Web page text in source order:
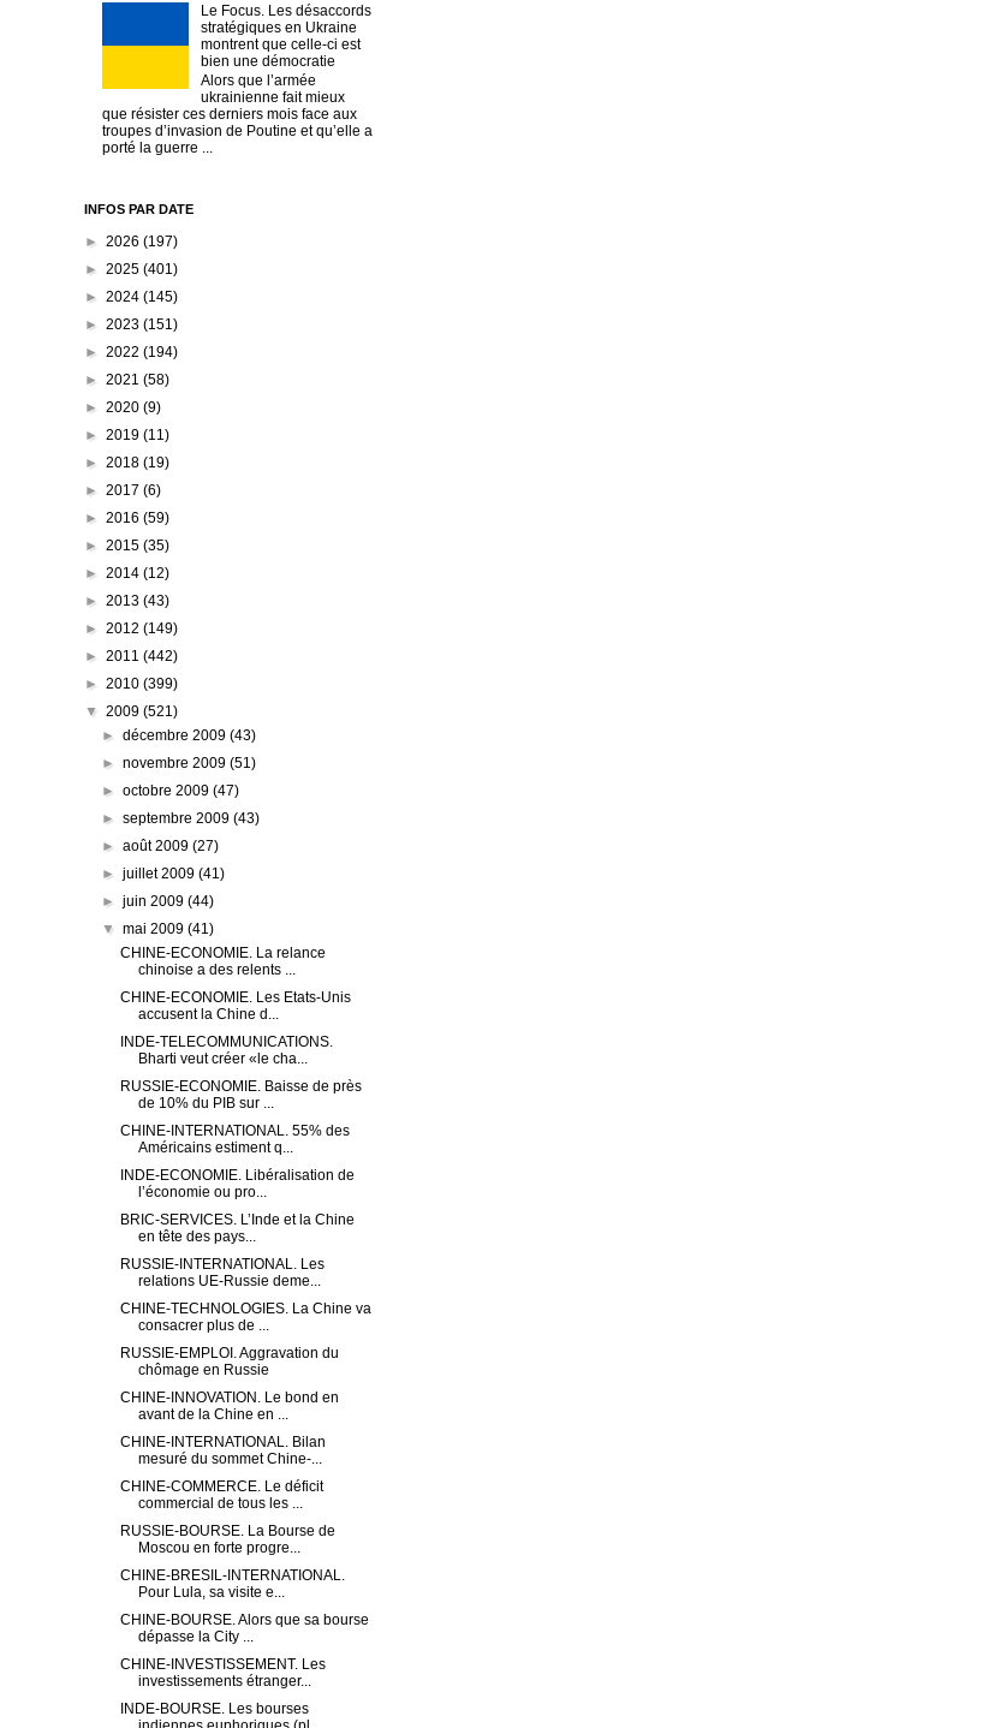
Le Focus. Les désaccords
stratégiques en Ukraine
montrent que celle-ci est
bien une démocratie
Alors que l’armée
ukrainienne fait mieux
que résister ces derniers mois face aux
troupes d’invasion de Poutine et qu’elle a
porté la guerre ...
INFOS PAR DATE
► 2026 (197)
► 2025 (401)
► 2024 (145)
► 2023 (151)
► 2022 (194)
► 2021 (58)
► 2020 (9)
► 2019 (11)
► 2018 (19)
► 2017 (6)
► 2016 (59)
► 2015 (35)
► 2014 (12)
► 2013 (43)
► 2012 (149)
► 2011 (442)
► 2010 (399)
▼ 2009 (521)
►décembre 2009(43)
►novembre 2009(51)
►octobre 2009(47)
►septembre 2009(43)
►août 2009(27)
►juillet 2009(41)
►juin 2009(44)
▼mai 2009(41)
CHINE-ECONOMIE. La relance
chinoise a des relents ...
CHINE-ECONOMIE. Les Etats-Unis
accusent la Chine d...
INDE-TELECOMMUNICATIONS.
Bharti veut créer «le cha...
RUSSIE-ECONOMIE. Baisse de près
de 10% du PIB sur ...
CHINE-INTERNATIONAL. 55% des
Américains estiment q...
INDE-ECONOMIE. Libéralisation de
l’économie ou pro...
BRIC-SERVICES. L’Inde et la Chine
en tête des pays...
RUSSIE-INTERNATIONAL. Les
relations UE-Russie deme...
CHINE-TECHNOLOGIES. La Chine va
consacrer plus de ...
RUSSIE-EMPLOI. Aggravation du
chômage en Russie
CHINE-INNOVATION. Le bond en
avant de la Chine en ...
CHINE-INTERNATIONAL. Bilan
mesuré du sommet Chine-...
CHINE-COMMERCE. Le déficit
commercial de tous les ...
RUSSIE-BOURSE. La Bourse de
Moscou en forte progre...
CHINE-BRESIL-INTERNATIONAL.
Pour Lula, sa visite e...
CHINE-BOURSE. Alors que sa bourse
dépasse la City ...
CHINE-INVESTISSEMENT. Les
investissements étranger...
INDE-BOURSE. Les bourses